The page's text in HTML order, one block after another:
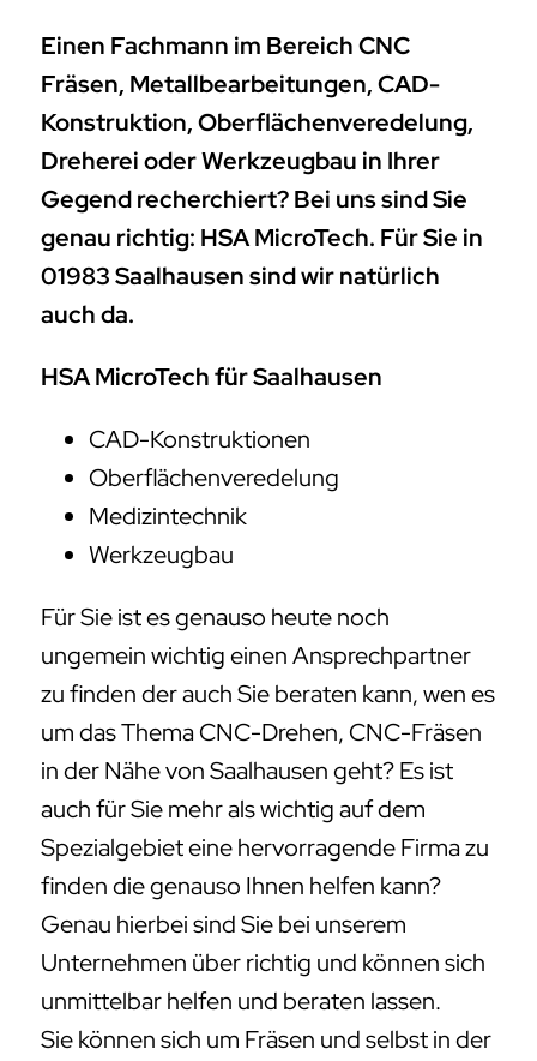
Einen Fachmann im Bereich CNC
Fräsen, Metallbearbeitungen, CAD-
Konstruktion, Oberflächenveredelung,
Dreherei oder Werkzeugbau in Ihrer
Gegend recherchiert? Bei uns sind Sie
genau richtig: HSA MicroTech. Für Sie in
01983 Saalhausen sind wir natürlich
auch da.
HSA MicroTech für Saalhausen
CAD-Konstruktionen
Oberflächenveredelung
Medizintechnik
Werkzeugbau
Für Sie ist es genauso heute noch
ungemein wichtig einen Ansprechpartner
zu finden der auch Sie beraten kann, wen es
um das Thema CNC-Drehen, CNC-Fräsen
in der Nähe von Saalhausen geht? Es ist
auch für Sie mehr als wichtig auf dem
Spezialgebiet eine hervorragende Firma zu
finden die genauso Ihnen helfen kann?
Genau hierbei sind Sie bei unserem
Unternehmen über richtig und können sich
unmittelbar helfen und beraten lassen.
Sie können sich um Fräsen und selbst in der